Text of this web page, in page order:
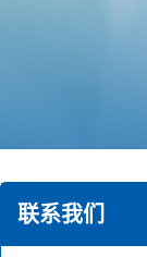
联系我们